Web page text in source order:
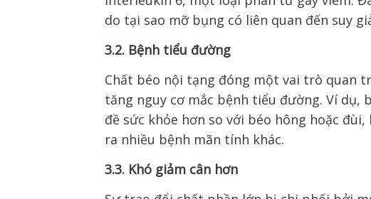
do tại sao mỡ bụng có liên quan đến suy
3.2. Bệnh tiểu đường
Chất béo nội tạng đóng một vai trò quan
tăng nguy cơ mắc bệnh tiểu đường. Ví dụ,
đề sức khỏe hơn so với béo hông hoặc
ra nhiều bệnh mãn tính khác.
3.3. Khó giảm cân hơn